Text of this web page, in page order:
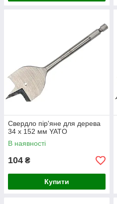
Свердло пір'яне для дерева
34 х 152 мм YATO
В наявності
104 ₴
Купити